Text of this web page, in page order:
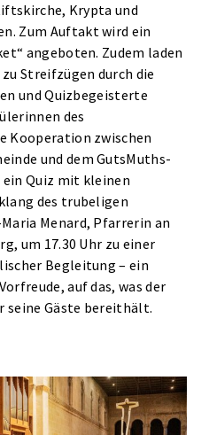
Krypta und
Zum Auftakt wird ein
angeboten. Zudem laden
Streifzügen durch die
und Quizbegeisterte
des
Kooperation zwischen
und dem GutsMuths-
ein Quiz mit kleinen
des trubeligen
Menard, Pfarrerin an
um 17.30 Uhr zu einer
Begleitung – ein
auf das, was der
seine Gäste bereithält.